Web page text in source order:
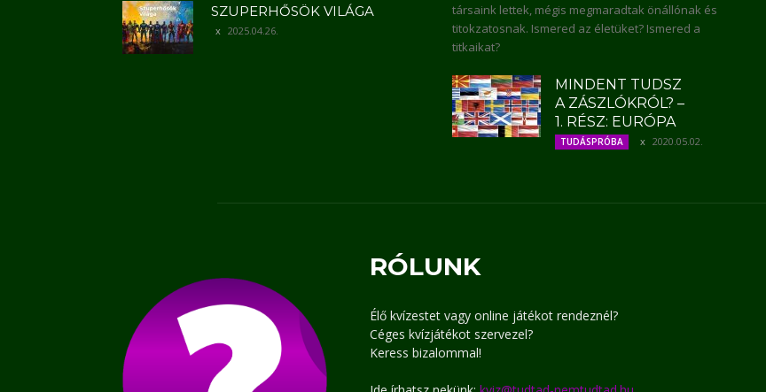
SZUPERHŐSÖK VILÁGA
2025.04.26.
társaink lettek, mégis megmaradtak önállónak és
titokzatosnak. Ismered az életüket? Ismered a
titkaikat?
MINDENT TUDSZ
A ZÁSZLÓKRÓL? –
1. RÉSZ: EURÓPA
TUDÁSPRÓBA 2020.05.02.
RÓLUNK
Élő kvízestet vagy online játékot rendeznél?
Céges kvízjátékot szervezel?
Keress bizalommal!